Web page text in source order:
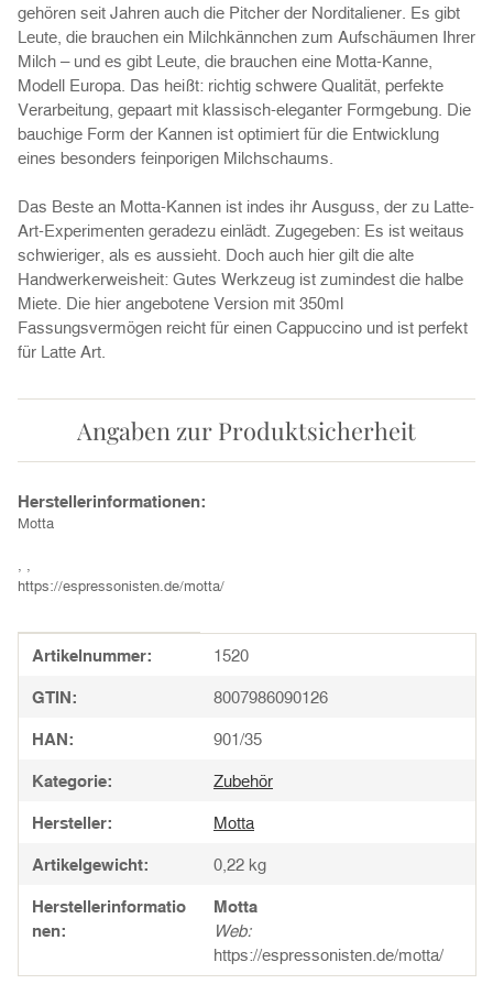
gehören seit Jahren auch die Pitcher der Norditaliener. Es gibt
Leute, die brauchen ein Milchkännchen zum Aufschäumen Ihrer
Milch – und es gibt Leute, die brauchen eine Motta-Kanne,
Modell Europa. Das heißt: richtig schwere Qualität, perfekte
Verarbeitung, gepaart mit klassisch-eleganter Formgebung. Die
bauchige Form der Kannen ist optimiert für die Entwicklung
eines besonders feinporigen Milchschaums.
Das Beste an Motta-Kannen ist indes ihr Ausguss, der zu Latte-
Art-Experimenten geradezu einlädt. Zugegeben: Es ist weitaus
schwieriger, als es aussieht. Doch auch hier gilt die alte
Handwerkerweisheit: Gutes Werkzeug ist zumindest die halbe
Miete. Die hier angebotene Version mit 350ml
Fassungsvermögen reicht für einen Cappuccino und ist perfekt
für Latte Art.
Angaben zur Produktsicherheit
Herstellerinformationen:
Motta
, ,
https://espressonisten.de/motta/
Produkteigenschaft
Wert
Artikelnummer: 1520
GTIN: 8007986090126
HAN: 901/35
Kategorie: Zubehör
Hersteller: Motta
Artikelgewicht: 0,22 kg
Herstellerinformatio
nen:
Motta
Web:
https://espressonisten.de/motta/